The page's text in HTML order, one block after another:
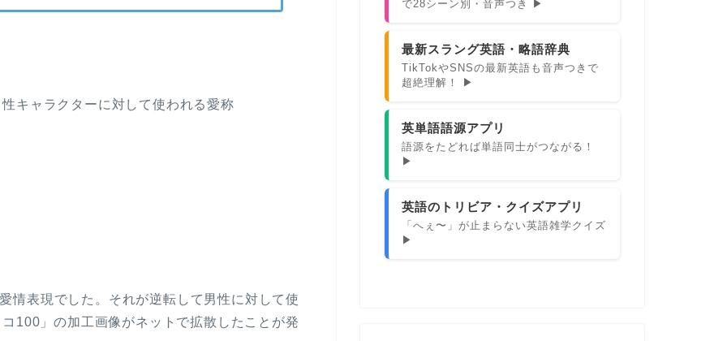
キャラクターに対して使われる愛称
情表現でした。それが逆転して男性に対して使
100」の加工画像がネットで拡散したことが発
で28シーン別・音声つき ▶
最新スラング英語・略語辞典
TikTokやSNSの最新英語も音声つきで
超絶理解！ ▶
英単語語源アプリ
語源をたどれば単語同士がつながる！
▶
英語のトリビア・クイズアプリ
「へぇ〜」が止まらない英語雑学クイズ
▶